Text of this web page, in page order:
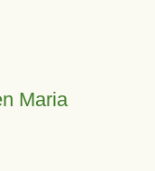
Maria